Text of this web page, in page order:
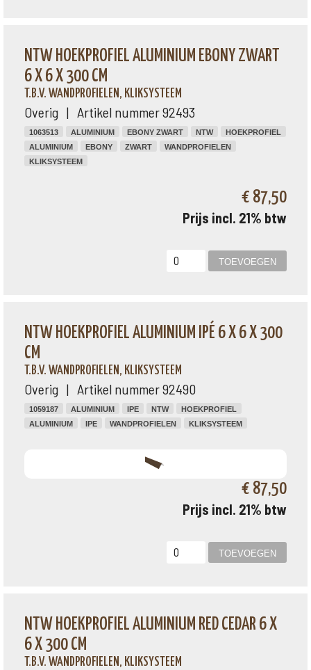
NTW HOEKPROFIEL ALUMINIUM EBONY ZWART
6 X 6 X 300 CM
T.B.V. WANDPROFIELEN, KLIKSYSTEEM
Overig | Artikel nummer 92493
1063513 ALUMINIUM EBONY ZWART NTW
HOEKPROFIEL
ALUMINIUM
EBONY ZWART
WANDPROFIELEN
KLIKSYSTEEM
€ 87,50
Prijs incl. 21% btw
NTW HOEKPROFIEL ALUMINIUM IPÉ 6 X 6 X 300
CM
T.B.V. WANDPROFIELEN, KLIKSYSTEEM
Overig | Artikel nummer 92490
1059187 ALUMINIUM IPE NTW
HOEKPROFIEL
ALUMINIUM
IPE WANDPROFIELEN KLIKSYSTEEM
€ 87,50
Prijs incl. 21% btw
NTW HOEKPROFIEL ALUMINIUM RED CEDAR 6 X
6 X 300 CM
T.B.V. WANDPROFIELEN, KLIKSYSTEEM